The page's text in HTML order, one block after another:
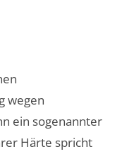
wegen
ein sogenannter
Härte spricht